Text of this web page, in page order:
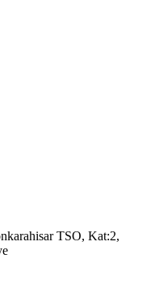
TSO, Kat:2,